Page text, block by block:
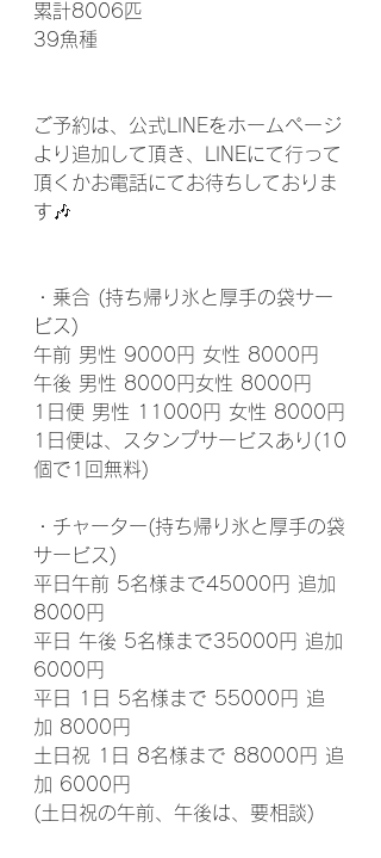
累計8006匹
39魚種
ご予約は、公式LINEをホームページ
より追加して頂き、LINEにて行って
頂くかお電話にてお待ちしておりま
す🎶
・乗合 (持ち帰り氷と厚手の袋サー
ビス)
午前 男性 9000円 女性 8000円
午後 男性 8000円女性 8000円
1日便 男性 11000円 女性 8000円
1日便は、スタンプサービスあり(10
個で1回無料)
・チャーター(持ち帰り氷と厚手の袋
サービス)
平日午前 5名様まで45000円 追加
8000円
平日 午後 5名様まで35000円 追加
6000円
平日 1日 5名様まで 55000円 追
加 8000円
土日祝 1日 8名様まで 88000円 追
加 6000円
(土日祝の午前、午後は、要相談)